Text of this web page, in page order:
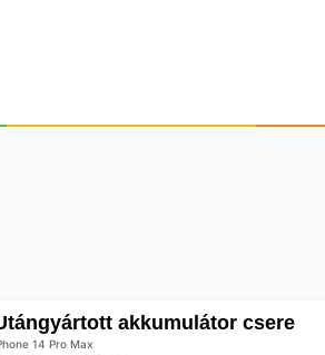
Utángyártott akkumulátor csere
14 Pro Max